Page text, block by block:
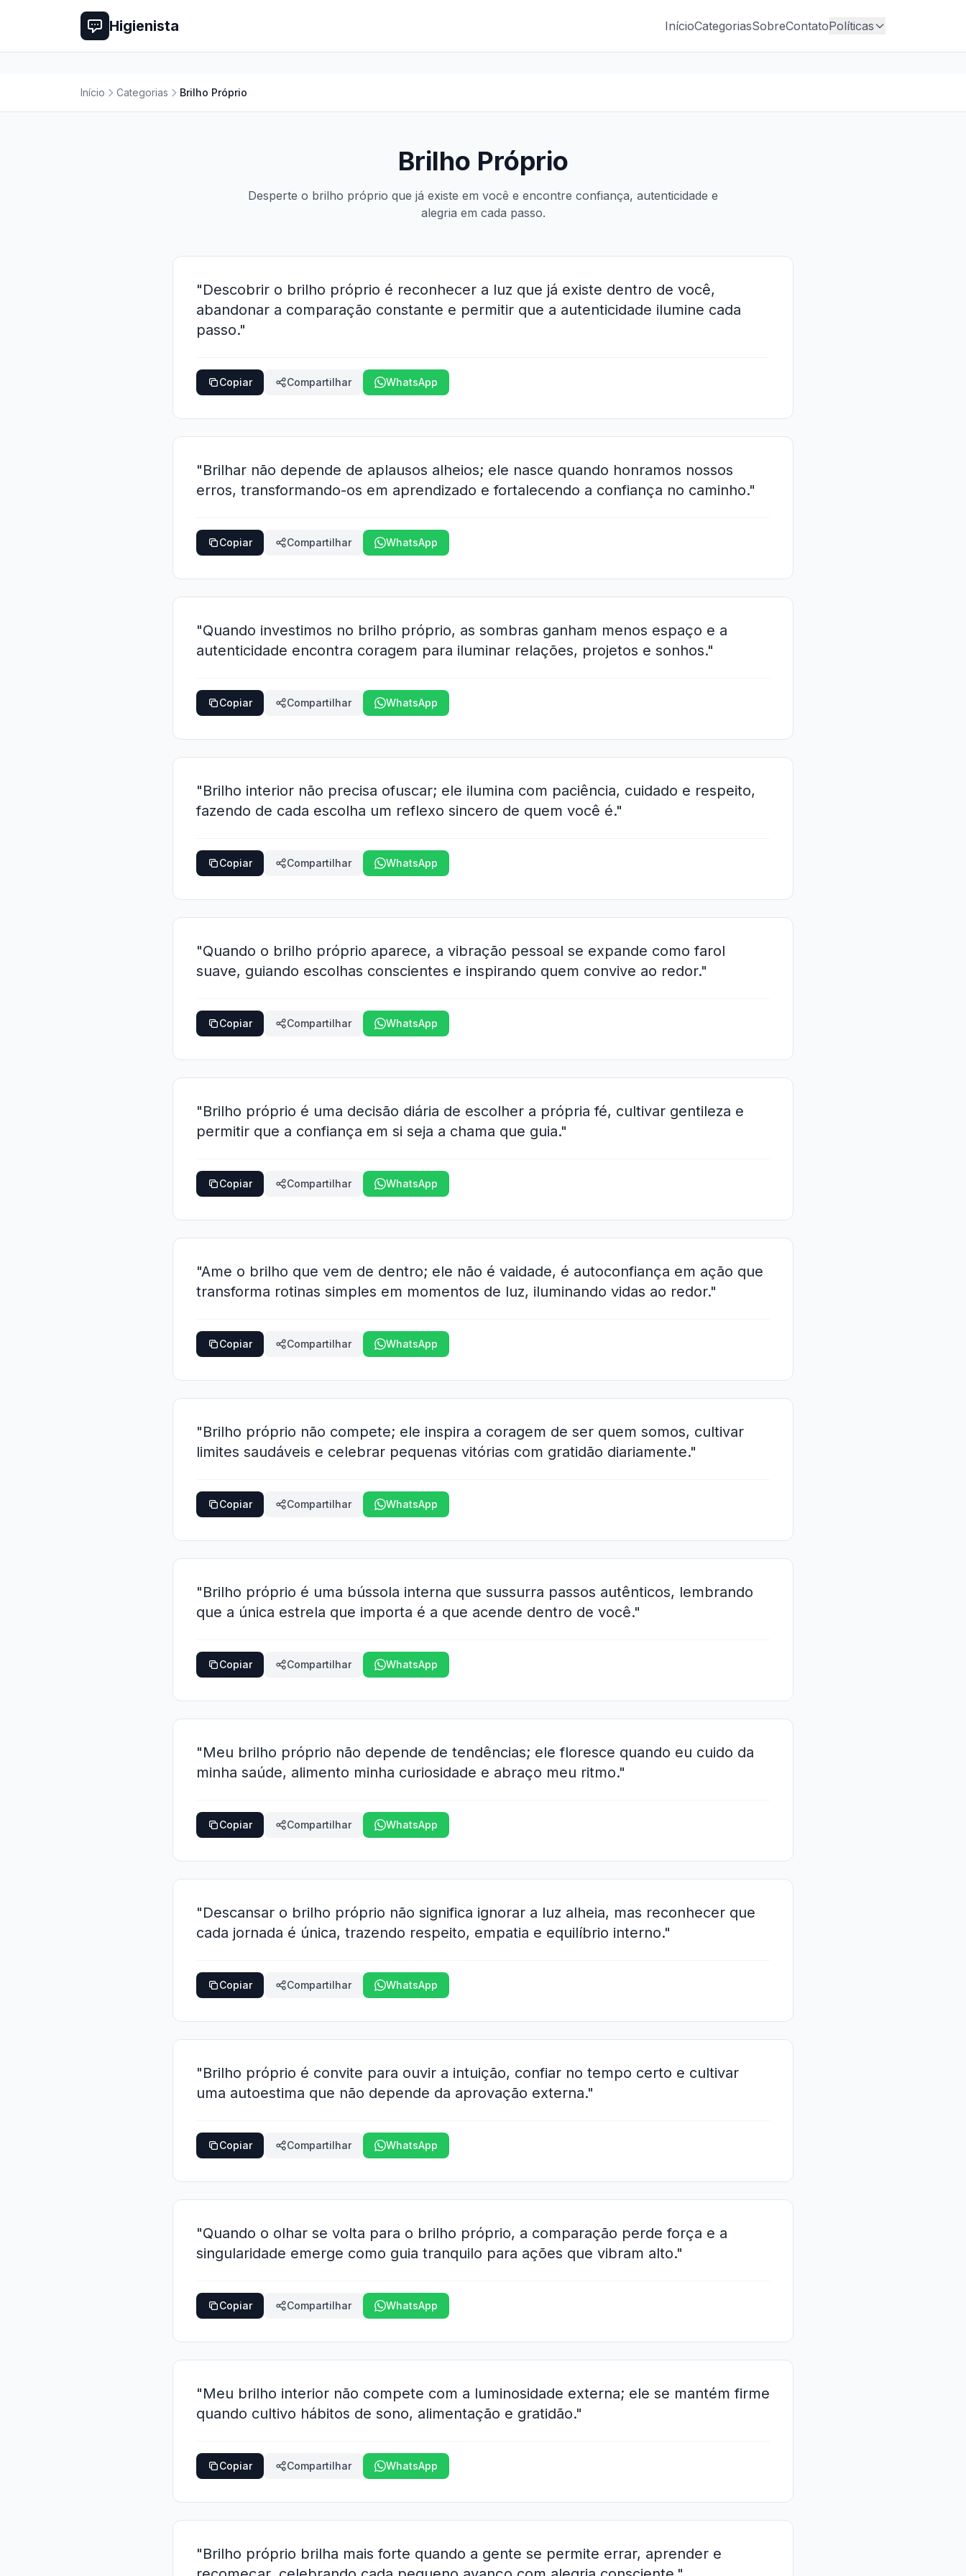
Higienista InícioCategoriasSobreContatoPolíticas
Início Categorias Brilho Próprio
Brilho Próprio
Desperte o brilho próprio que já existe em você e encontre confiança, autenticidade e
alegria em cada passo.
"Descobrir o brilho próprio é reconhecer a luz que já existe dentro de você,
abandonar a comparação constante e permitir que a autenticidade ilumine cada
passo."
Copiar Compartilhar WhatsApp
"Brilhar não depende de aplausos alheios; ele nasce quando honramos nossos
erros, transformando-os em aprendizado e fortalecendo a confiança no caminho."
Copiar Compartilhar WhatsApp
"Quando investimos no brilho próprio, as sombras ganham menos espaço e a
autenticidade encontra coragem para iluminar relações, projetos e sonhos."
Copiar Compartilhar WhatsApp
"Brilho interior não precisa ofuscar; ele ilumina com paciência, cuidado e respeito,
fazendo de cada escolha um reflexo sincero de quem você é."
Copiar Compartilhar WhatsApp
"Quando o brilho próprio aparece, a vibração pessoal se expande como farol
suave, guiando escolhas conscientes e inspirando quem convive ao redor."
Copiar Compartilhar WhatsApp
"Brilho próprio é uma decisão diária de escolher a própria fé, cultivar gentileza e
permitir que a confiança em si seja a chama que guia."
Copiar Compartilhar WhatsApp
"Ame o brilho que vem de dentro; ele não é vaidade, é autoconfiança em ação que
transforma rotinas simples em momentos de luz, iluminando vidas ao redor."
Copiar Compartilhar WhatsApp
"Brilho próprio não compete; ele inspira a coragem de ser quem somos, cultivar
limites saudáveis e celebrar pequenas vitórias com gratidão diariamente."
Copiar Compartilhar WhatsApp
"Brilho próprio é uma bússola interna que sussurra passos autênticos, lembrando
que a única estrela que importa é a que acende dentro de você."
Copiar Compartilhar WhatsApp
"Meu brilho próprio não depende de tendências; ele floresce quando eu cuido da
minha saúde, alimento minha curiosidade e abraço meu ritmo."
Copiar Compartilhar WhatsApp
"Descansar o brilho próprio não significa ignorar a luz alheia, mas reconhecer que
cada jornada é única, trazendo respeito, empatia e equilíbrio interno."
Copiar Compartilhar WhatsApp
"Brilho próprio é convite para ouvir a intuição, confiar no tempo certo e cultivar
uma autoestima que não depende da aprovação externa."
Copiar Compartilhar WhatsApp
"Quando o olhar se volta para o brilho próprio, a comparação perde força e a
singularidade emerge como guia tranquilo para ações que vibram alto."
Copiar Compartilhar WhatsApp
"Meu brilho interior não compete com a luminosidade externa; ele se mantém firme
quando cultivo hábitos de sono, alimentação e gratidão."
Copiar Compartilhar WhatsApp
"Brilho próprio brilha mais forte quando a gente se permite errar, aprender e